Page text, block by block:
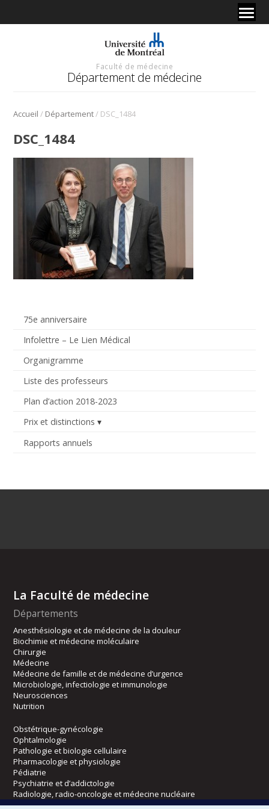
Faculté de médecine
Département de médecine
Accueil / Département/ DSC_1484
75e anniversaire
Infolettre – Le Lien Médical
Organigramme
Liste des professeurs
Plan d’action 2018-2023
Prix et distinctions
Rapports annuels
DSC_1484
La Faculté de médecine
Départements
Anesthésiologie et de médecine de la douleur
Biochimie et médecine moléculaire
Chirurgie
Médecine
Médecine de famille et de médecine d’urgence
Microbiologie, infectiologie et immunologie
Neurosciences
Nutrition
Obstétrique-gynécologie
Ophtalmologie
Pathologie et biologie cellulaire
Pharmacologie et physiologie
Pédiatrie
Psychiatrie et d’addictologie
Radiologie, radio-oncologie et médecine nucléaire